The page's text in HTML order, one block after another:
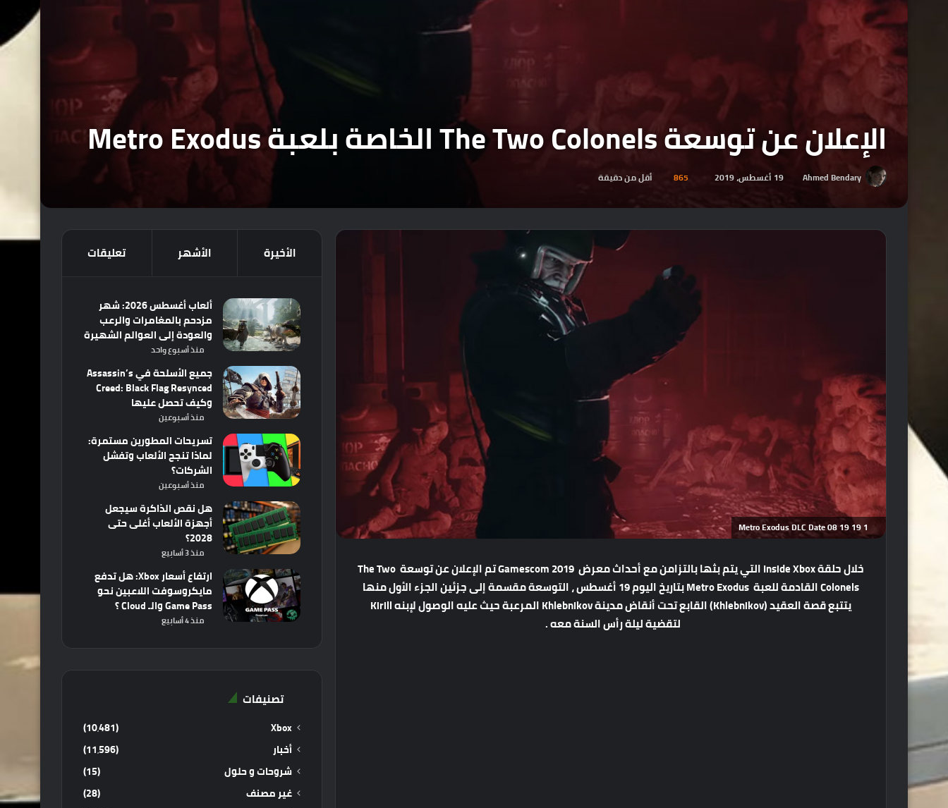
الإعلان عن توسعة The Two Colonels الخاصة بلعبة Metro Exodus
Ahmed Bendary 19 أغسطس، 2019 865 أقل من دقيقة
خلال حلقة Inside Xbox التي يتم بثها بالتزامن مع أحداث معرض Gamescom 2019 تم الإعلان عن توسعة The Two
Colonels القادمة للعبة Metro Exodus بتاريخ اليوم 19 أغسطس ، التوسعة مقسمة إلى جزئين الجزء الأول منها
يتتبع قصة العقيد (Khlebnikov) القابع تحت أنقاض مدينة Khlebnikov المرعبة حيث عليه الوصول لإبنه Kirill
لتقضية ليلة رأس السنة معه .
الأخيرة الأشهر تعليقات
ألعاب أغسطس 2026: شهر
مزدحم بالمغامرات والرعب
والعودة إلى العوالم الشهيرة
منذ أسبوع واحد
جميع الأسلحة في Assassin’s
Creed: Black Flag Resynced
وكيف تحصل عليها
منذ أسبوعين
تسريحات المطورين مستمرة:
لماذا تنجح الألعاب وتفشل
الشركات؟
منذ أسبوعين
هل نقص الذاكرة سيجعل
أجهزة الألعاب أغلى حتى
2028؟
منذ 3 أسابيع
ارتفاع أسعار Xbox: هل تدفع
مايكروسوفت اللاعبين نحو
Game Pass والـ Cloud ؟
منذ 4 أسابيع
تصنيفات
Xbox
(10٬481)
أخبار
(11٬596)
شروحات و حلول
(15)
غير مصنف
(28)